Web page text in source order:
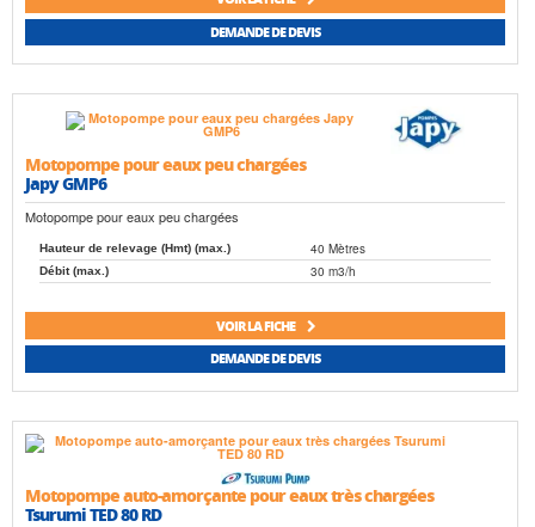
DEMANDE DE DEVIS
Motopompe pour eaux peu chargées
Japy GMP6
Motopompe pour eaux peu chargées
Hauteur de relevage (Hmt) (max.) 40 Mètres
Débit (max.) 30 m3/h
VOIR LA FICHE
DEMANDE DE DEVIS
Motopompe auto-amorçante pour eaux très chargées
Tsurumi TED 80 RD